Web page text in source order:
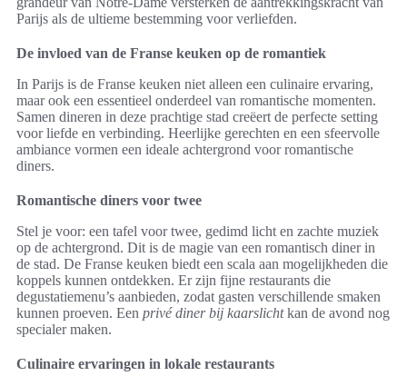
Parijs als de ultieme bestemming voor verliefden.
De invloed van de Franse keuken op de romantiek
In Parijs is de Franse keuken niet alleen een culinaire ervaring,
maar ook een essentieel onderdeel van romantische momenten.
Samen dineren in deze prachtige stad creëert de perfecte setting
voor liefde en verbinding. Heerlijke gerechten en een sfeervolle
ambiance vormen een ideale achtergrond voor romantische
diners.
Romantische diners voor twee
Stel je voor: een tafel voor twee, gedimd licht en zachte muziek
op de achtergrond. Dit is de magie van een romantisch diner in
de stad. De Franse keuken biedt een scala aan mogelijkheden die
koppels kunnen ontdekken. Er zijn fijne restaurants die
degustatiemenu’s aanbieden, zodat gasten verschillende smaken
kunnen proeven. Een privé diner bij kaarslichtkan de avond nog
specialer maken.
Culinaire ervaringen in lokale restaurants